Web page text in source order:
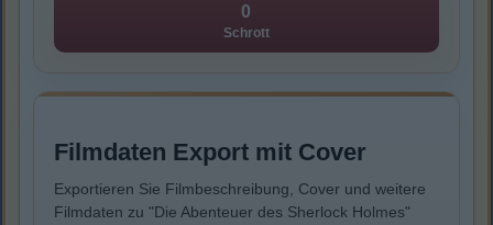
0
Schrott
Filmdaten Export mit Cover
Exportieren Sie Filmbeschreibung, Cover und weitere
Filmdaten zu "Die Abenteuer des Sherlock Holmes"